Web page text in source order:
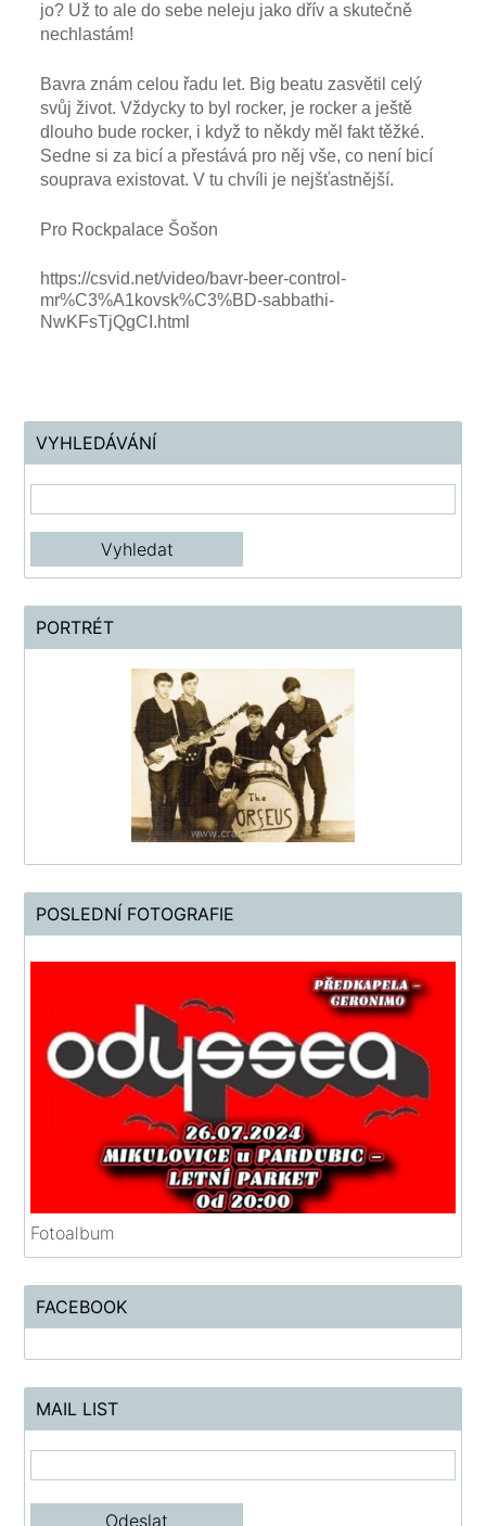
jo? Už to ale do sebe neleju jako dřív a skutečně
nechlastám!
Bavra znám celou řadu let. Big beatu zasvětil celý
svůj život. Vždycky to byl rocker, je rocker a ještě
dlouho bude rocker, i když to někdy měl fakt těžké.
Sedne si za bicí a přestává pro něj vše, co není bicí
souprava existovat. V tu chvíli je nejšťastnější.
Pro Rockpalace Šošon
https://csvid.net/video/bavr-beer-control-
mr%C3%A1kovsk%C3%BD-sabbathi-
NwKFsTjQgCI.html
VYHLEDÁVÁNÍ
PORTRÉT
POSLEDNÍ FOTOGRAFIE
Fotoalbum
FACEBOOK
MAIL LIST